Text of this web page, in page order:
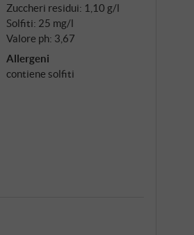
Zuccheri residui: 1,10 g/l
Solfiti: 25 mg/l
Valore ph: 3,67
Allergeni
contiene solfiti